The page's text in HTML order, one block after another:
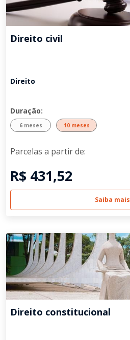
Direito civil
Direito
Duração:
6 meses 10 meses
Parcelas a partir de:
R$ 431,52
Saiba mais
Direito constitucional